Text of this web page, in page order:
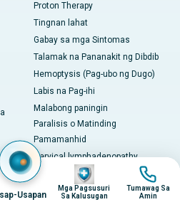
Proton Therapy
Tingnan lahat
Gabay sa mga Sintomas
Talamak na Pananakit ng Dibdib
Hemoptysis (Pag-ubo ng Dugo)
Labis na Pag-ihi
Malabong paningin
Paralisis o Matinding
Pamamanhid
Cervical lymphadenopathy
Esophoria
Matinding Pananakit ng Ulo na
Usapan
Imahen
Mga Pagsusuri
Sa Kalusugan
Imahen
Tumawag Sa
Amin